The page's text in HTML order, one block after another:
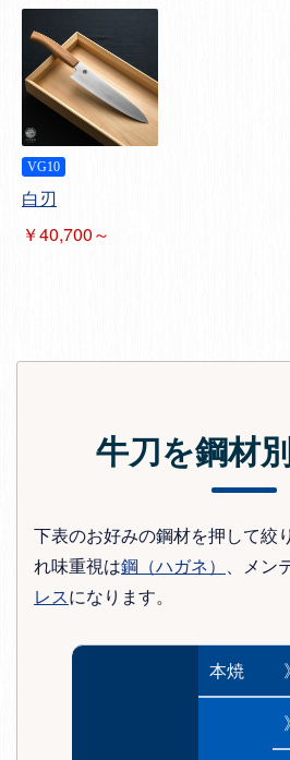
VG10
白刃
￥40,700～
牛刀を鋼材
下表のお好みの鋼材を押して絞
れ味重視は鋼（ハガネ） 、メン
レスになります。
本焼 》
》